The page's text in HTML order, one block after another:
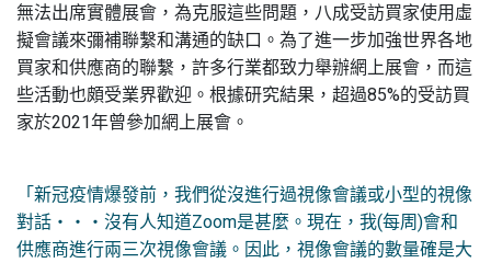
無法出席實體展會，為克服這些問題，八成受訪買家使用虛
擬會議來彌補聯繫和溝通的缺口。為了進一步加強世界各地
買家和供應商的聯繫，許多行業都致力舉辦網上展會，而這
些活動也頗受業界歡迎。根據研究結果，超過85%的受訪買
家於2021年曾參加網上展會。
「新冠疫情爆發前，我們從沒進行過視像會議或小型的視像
對話‧‧‧沒有人知道Zoom是甚麼。現在，我(每周)會和
供應商進行兩三次視像會議。因此，視像會議的數量確是大